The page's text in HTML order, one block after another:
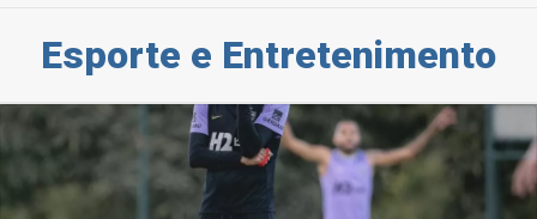
Esporte e Entretenimento